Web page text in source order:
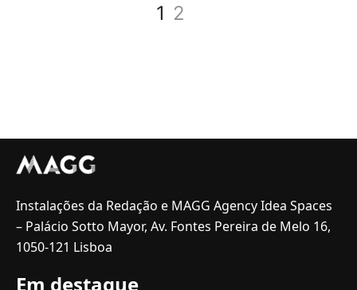
1 2
Instalações da Redação e MAGG Agency Idea Spaces
– Palácio Sotto Mayor, Av. Fontes Pereira de Melo 16,
1050-121 Lisboa
Em destaque